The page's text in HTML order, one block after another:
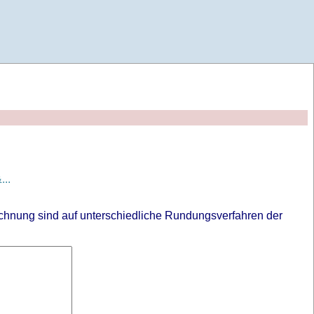
sind auf unterschiedliche Rundungsverfahren der